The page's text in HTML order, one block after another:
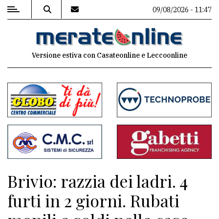
MENU
commenti
Contenuti
del
sito
Associazioni
Meteo
09/08/2026 - 11:47
Versione estiva con Casateonline e Leccoonline
Brivio: razzia dei ladri. 4
furti in 2 giorni. Rubati